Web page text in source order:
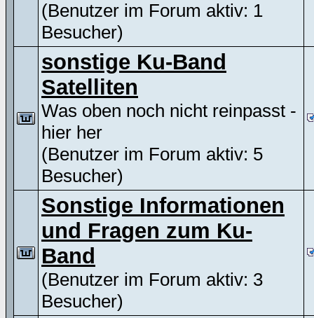
(Benutzer im Forum aktiv: 1
Besucher)
sonstige Ku-Band
Satelliten
Was oben noch nicht reinpasst -
hier her
(Benutzer im Forum aktiv: 5
Besucher)
Sonstige Informationen
und Fragen zum Ku-
Band
(Benutzer im Forum aktiv: 3
Besucher)